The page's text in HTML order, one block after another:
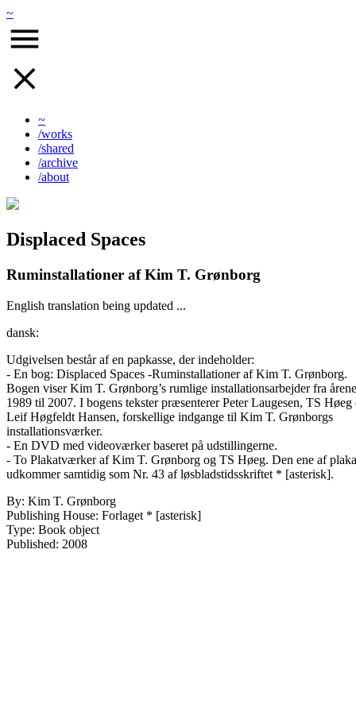
~
~
/works
/shared
/archive
/about
Displaced Spaces
Ruminstallationer af Kim T. Grønborg
English translation being updated ...
dansk:
Udgivelsen består af en papkasse, der indeholder:
- En bog: Displaced Spaces -Ruminstallationer af Kim T. Grønborg.
Bogen viser Kim T. Grønborg’s rumlige installationsarbejder fra årene
1989 til 2007. I bogens tekster præsenterer Peter Laugesen, TS Høeg
Leif Høgfeldt Hansen, forskellige indgange til Kim T. Grønborgs
installationsværker.
- En DVD med videoværker baseret på udstillingerne.
- To Plakatværker af Kim T. Grønborg og TS Høeg. Den ene af
udkommer samtidig som Nr. 43 af løsbladstidsskriftet * [asterisk].
By: Kim T. Grønborg
Publishing House: Forlaget * [asterisk]
Type: Book object
Published: 2008